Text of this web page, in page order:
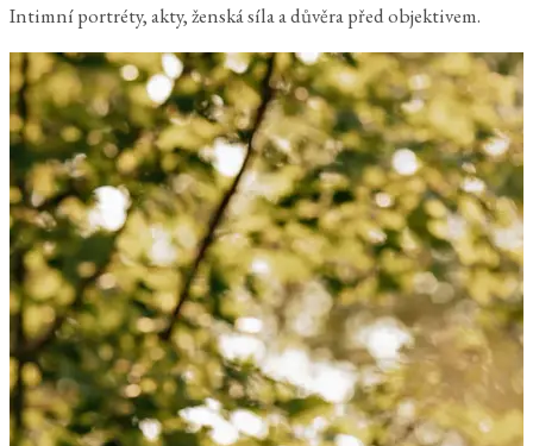
Intimní portréty, akty, ženská síla a důvěra před objektivem.